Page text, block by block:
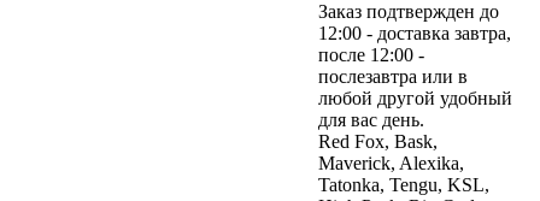
Заказ подтвержден до
12:00 - доставка завтра,
после 12:00 -
послезавтра или в
любой другой удобный
для вас день.
Red Fox, Bask,
Maverick, Alexika,
Tatonka, Tengu, KSL,